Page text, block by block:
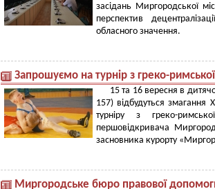
засідань Миргородської
перспектив
обласного значення.
Запрошуємо на турнір з греко-
15 та 16 вересня в
157) відбудуться змагання
турніру з греко-
першовідкривача
засновника курорту
Миргородське бюро правової